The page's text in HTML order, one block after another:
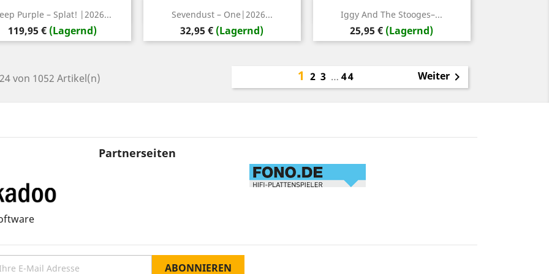
Purple – Splat! |2026...
Preis
119,95 € (Lagernd)
Vorschau Sevendust – One|2026...
Preis
32,95 € (Lagernd)
Vorschau Iggy And The Stooges–...
Preis
25,95 € (Lagernd)
Vorschau
von 1052 Artikel(n) 123 … 44 Weiter
Partnerseiten